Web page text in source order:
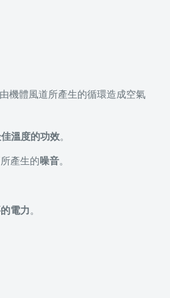
機體風道所產生的循環造成空氣
溫度的功效。
產生的噪音。
電力